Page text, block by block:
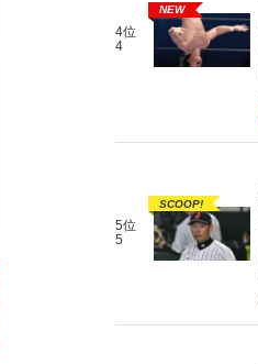
4位
4
NEW
5位
5
SCOOP!